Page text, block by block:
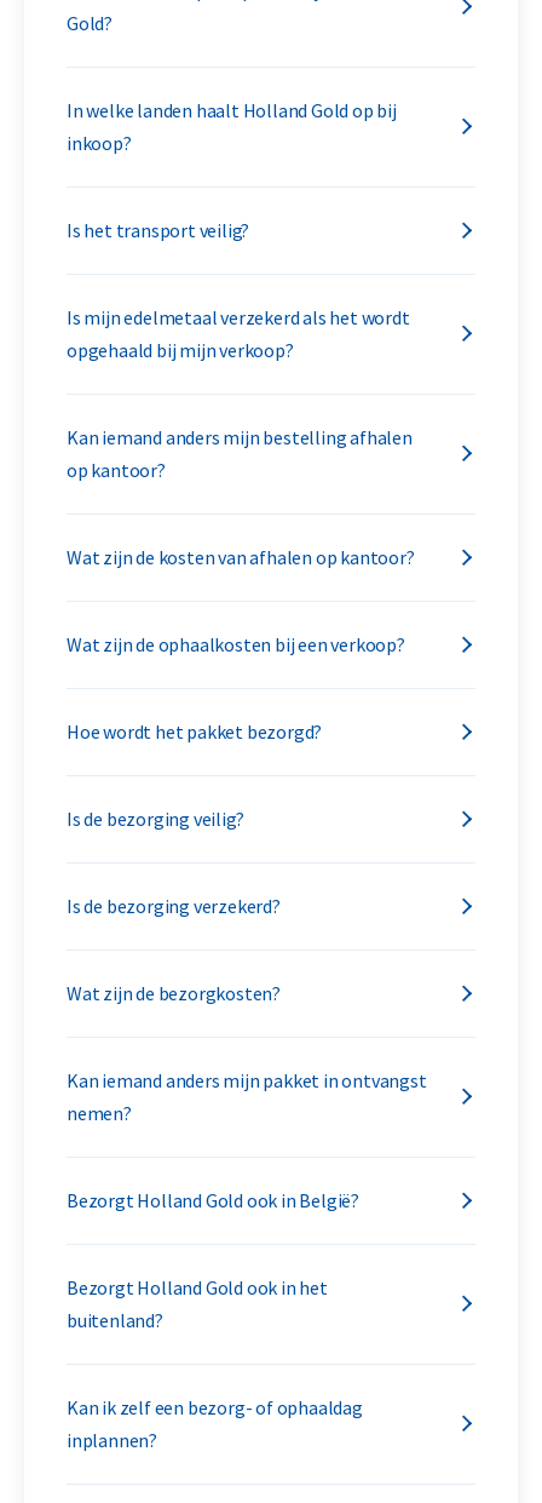
Gold?
In welke landen haalt Holland Gold op bij
inkoop?
Is het transport veilig?
Is mijn edelmetaal verzekerd als het wordt
opgehaald bij mijn verkoop?
Kan iemand anders mijn bestelling afhalen
op kantoor?
Wat zijn de kosten van afhalen op kantoor?
Wat zijn de ophaalkosten bij een verkoop?
Hoe wordt het pakket bezorgd?
Is de bezorging veilig?
Is de bezorging verzekerd?
Wat zijn de bezorgkosten?
Kan iemand anders mijn pakket in ontvangst
nemen?
Bezorgt Holland Gold ook in België?
Bezorgt Holland Gold ook in het
buitenland?
Kan ik zelf een bezorg- of ophaaldag
inplannen?